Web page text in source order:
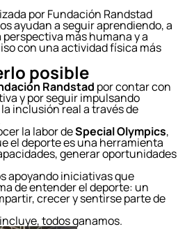
por Fundación Randstad
ayudan a seguir aprendiendo, a
más humana y a
con una actividad física más
posible
Randstad por contar con
y por seguir impulsando
inclusión real a través de
la labor deSpecial Olympics,
el deporte es una herramienta
generar oportunidades
apoyando iniciativas que
de entender el deporte: un
crecer y sentirse parte de
todos ganamos.